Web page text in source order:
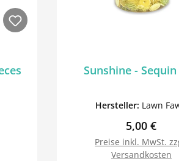
Sunshine -
Hersteller: Lawn
Regulärer
5,00 €
Preise inkl. MwSt.
Versandkosten